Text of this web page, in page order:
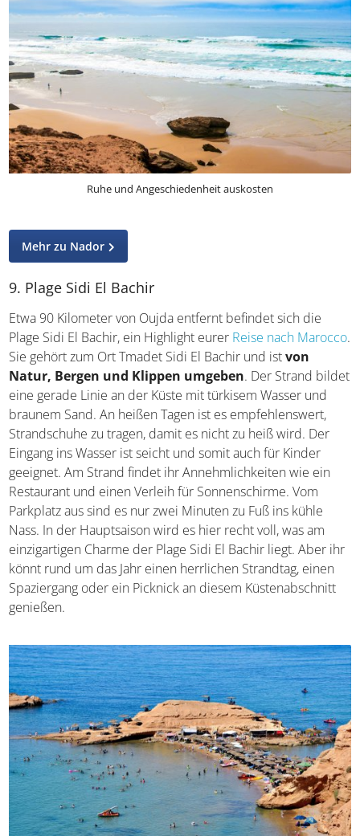
Ruhe und Angeschiedenheit auskosten
Mehr zu Nador
9. Plage Sidi El Bachir
Etwa 90 Kilometer von Oujda entfernt befindet sich die
Plage Sidi El Bachir, ein Highlight eurer Reise nach Marocco.
Sie gehört zum Ort Tmadet Sidi El Bachir und istvon
Natur, Bergen und Klippen umgeben. Der Strand bildet
eine gerade Linie an der Küste mit türkisem Wasser und
braunem Sand. An heißen Tagen ist es empfehlenswert,
Strandschuhe zu tragen, damit es nicht zu heiß wird. Der
Eingang ins Wasser ist seicht und somit auch für Kinder
geeignet. Am Strand findet ihr Annehmlichkeiten wie ein
Restaurant und einen Verleih für Sonnenschirme. Vom
Parkplatz aus sind es nur zwei Minuten zu Fuß ins kühle
Nass. In der Hauptsaison wird es hier recht voll, was am
einzigartigen Charme der Plage Sidi El Bachir liegt. Aber ihr
könnt rund um das Jahr einen herrlichen Strandtag, einen
Spaziergang oder ein Picknick an diesem Küstenabschnitt
genießen.